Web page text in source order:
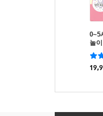
0~5
놀